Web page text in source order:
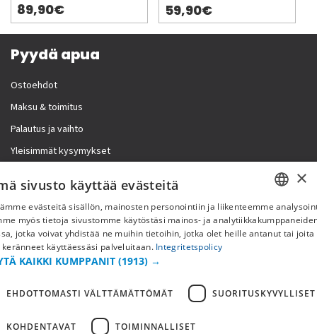
89,90€ 59,90€
Pyydä apua
Ostoehdot
Maksu & toimitus
Palautus ja vaihto
Yleisimmät kysymykset
Lisää meistä
Yritystiedot
FI
×
sivusto käyttää evästeitä
evästeitä sisällön, mainosten personointiin ja liikenteemme
myös tietoja sivustomme käytöstäsi mainos- ja
jotka voivat yhdistää ne muihin tietoihin, jotka olet heille antanut tai joita
keränneet käyttäessäsi palveluitaan. Integritetspolicy
KAIKKI KUMPPANIT (1913) →
EHDOTTOMASTI VÄLTTÄMÄTTÖMÄT SUORITUSKYVYLLISET
KOHDENTAVAT TOIMINNALLISET